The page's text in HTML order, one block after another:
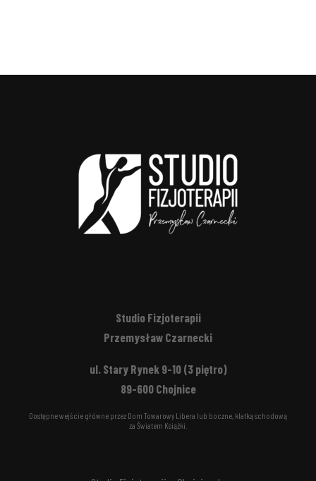
Studio Fizjoterapii
Przemysław Czarnecki
ul. Stary Rynek 9-10 (3 piętro)
89-600 Chojnice
Dostępne wejście główne przez Dom Towarowy Libera lub boczne, klatką schodową
za Światem Książki.